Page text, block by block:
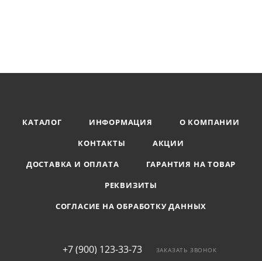
КАТАЛОГ ИНФОРМАЦИЯ
О КОМПАНИИ
КОНТАКТЫ
АКЦИИ
ДОСТАВКА И ОПЛАТА
ГАРАНТИЯ НА ТОВАР
РЕКВИЗИТЫ
СОГЛАСИЕ НА ОБРАБОТКУ ДАННЫХ
+7 (900) 123-33-73 ЗАКАЗАТЬ ЗВОНОК